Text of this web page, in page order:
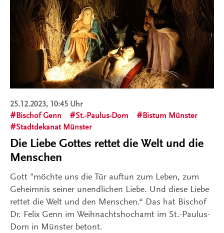
25.12.2023, 10:45 Uhr
Bischof Genn
St.-Paulus-Dom
Bistum Münster
Stadtdekanat Münster
Die Liebe Gottes rettet die Welt und die
Menschen
Gott "möchte uns die Tür auftun zum Leben, zum
Geheimnis seiner unendlichen Liebe. Und diese Liebe
rettet die Welt und den Menschen.“ Das hat Bischof
Dr. Felix Genn im Weihnachtshochamt im St.-Paulus-
Dom in Münster betont.